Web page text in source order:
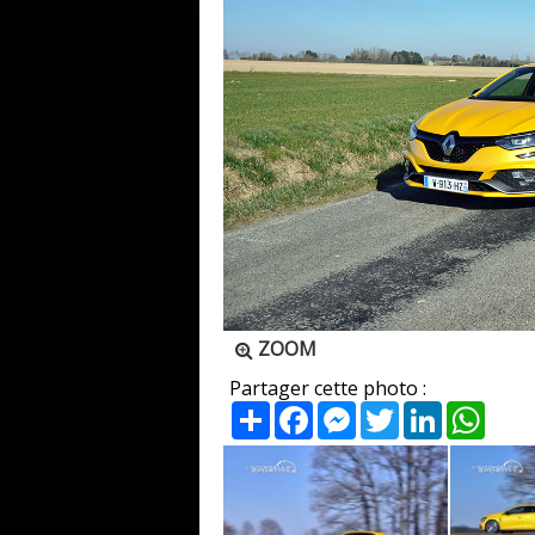
ZOOM
Partager cette photo :
PartagerFacebookMessenger
TwitterLinkedIn